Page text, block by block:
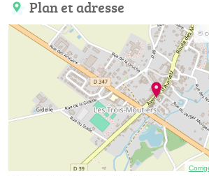
Plan et adresse
©